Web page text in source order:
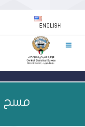
ENGLISH
مسح